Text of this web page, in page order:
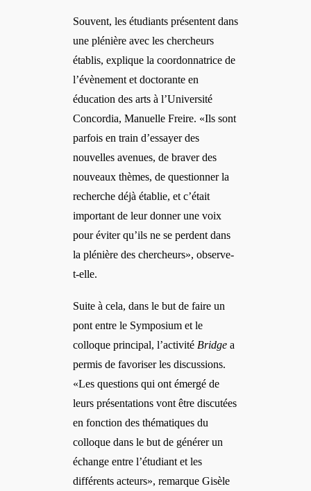
Souvent, les étudiants présentent dans
une plénière avec les chercheurs
établis, explique la coordonnatrice de
l’évènement et doctorante en
éducation des arts à l’Université
Concordia, Manuelle Freire. «Ils sont
parfois en train d’essayer des
nouvelles avenues, de braver des
nouveaux thèmes, de questionner la
recherche déjà établie, et c’était
important de leur donner une voix
pour éviterqu’ils ne se perdent dans
la plénière des chercheurs», observe-
t-elle.
Suite à cela, dans le but de faire un
pont entre le Symposium et le
colloque principal, l’activité Bridgea
permis de favoriser les discussions.
«Les questions qui ont émergé de
leurs présentations vont être discutées
en fonction des thématiques du
colloque dans le but de générer un
échange entre l’étudiant et les
différents acteurs», remarque Gisèle